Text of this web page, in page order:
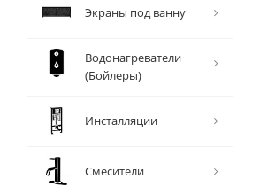
Экраны под ванну
Водонагреватели
(Бойлеры)
Инсталляции
Смесители